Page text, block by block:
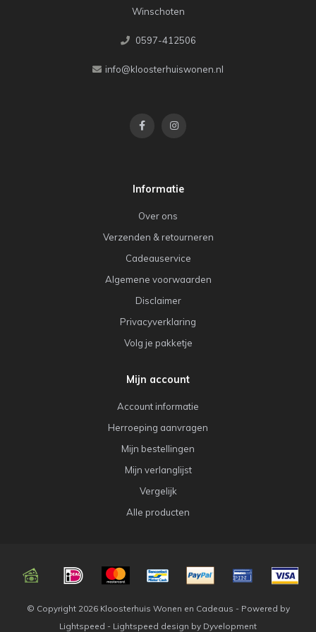
Winschoten
0597-412506
info@kloosterhuiswonen.nl
Informatie
Over ons
Verzenden & retourneren
Cadeauservice
Algemene voorwaarden
Disclaimer
Privacyverklaring
Volg je pakketje
Mijn account
Account informatie
Herroeping aanvragen
Mijn bestellingen
Mijn verlanglijst
Vergelijk
Alle producten
© Copyright 2026 Kloosterhuis Wonen en Cadeaus - Powered by
Lightspeed - Lightspeed design by Dyvelopment